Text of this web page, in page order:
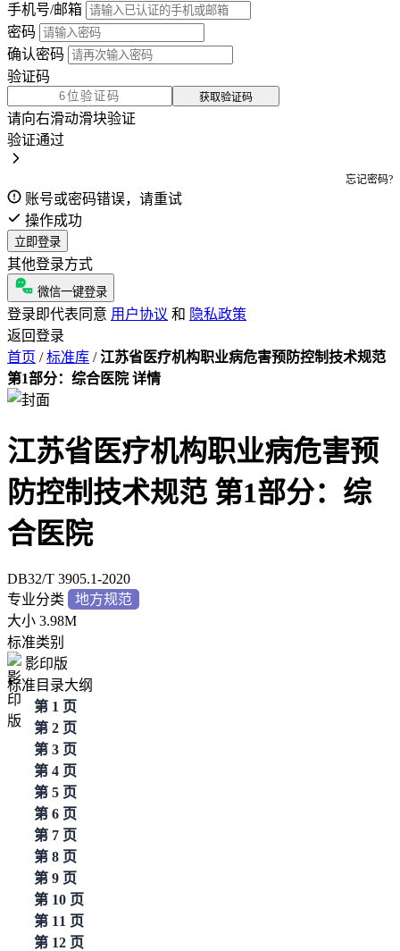
手机号/邮箱
密码
确认密码
验证码
获取验证码
请向右滑动滑块验证
验证通过
忘记密码?
账号或密码错误，请重试
操作成功
立即登录
其他登录方式
微信一键登录
登录即代表同意 用户协议 和 隐私政策
返回登录
首页 / 标准库 / 江苏省医疗机构职业病危害预防控制技术规范
第1部分：综合医院 详情
江苏省医疗机构职业病危害预
防控制技术规范 第1部分：综
合医院
DB32/T 3905.1-2020
专业分类
地方规范
大小 3.98M
标准类别
影印版
标准目录大纲
第 1 页
第 2 页
第 3 页
第 4 页
第 5 页
第 6 页
第 7 页
第 8 页
第 9 页
第 10 页
第 11 页
第 12 页